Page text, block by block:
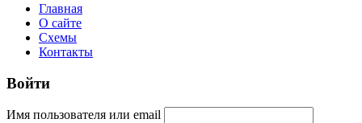
Главная
О сайте
Схемы
Контакты
Войти
Имя пользователя или email